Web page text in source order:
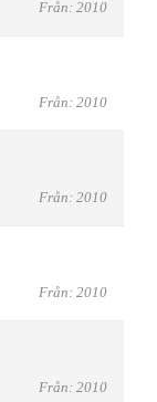
Från: 2010
Från: 2010
Från: 2010
Från: 2010
Från: 2010